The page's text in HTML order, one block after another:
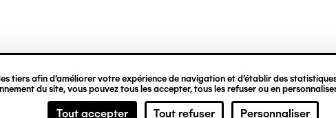
tiers afin d’améliorer votre expérience de navigation et d’établir des
du site, vous pouvez tous les accepter, tous les refuser ou en
Tout accepter Tout refuser Personnaliser